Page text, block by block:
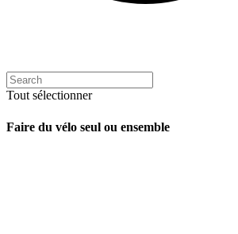
Tout sélectionner
Faire du vélo seul ou ensemble